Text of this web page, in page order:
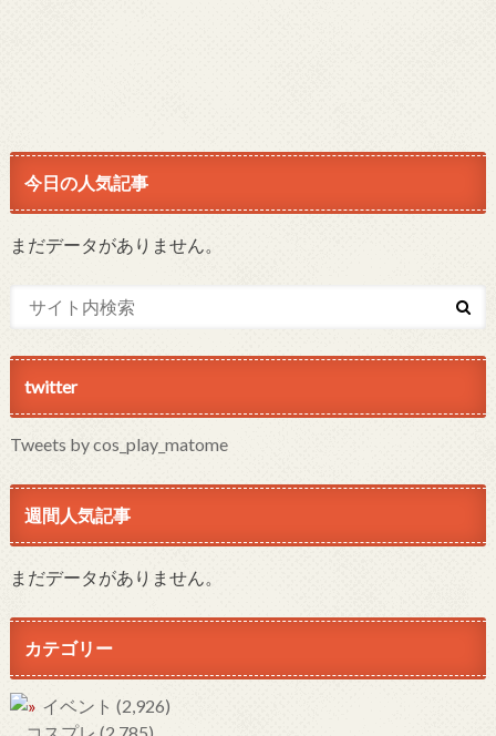
今日の人気記事
まだデータがありません。
twitter
Tweets by cos_play_matome
週間人気記事
まだデータがありません。
カテゴリー
イベント (2,926)